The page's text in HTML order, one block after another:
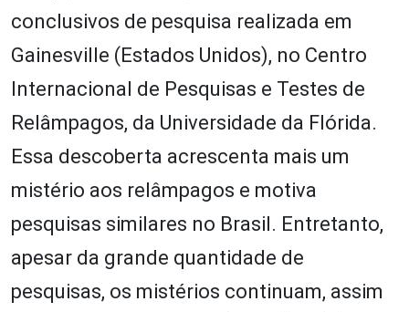
conclusivos de pesquisa realizada em
Gainesville (Estados Unidos), no Centro
Internacional de Pesquisas e Testes de
Relâmpagos, da Universidade da Flórida.
Essa descoberta acrescenta mais um
mistério aos relâmpagos e motiva
pesquisas similares no Brasil. Entretanto,
apesar da grande quantidade de
pesquisas, os mistérios continuam, assim